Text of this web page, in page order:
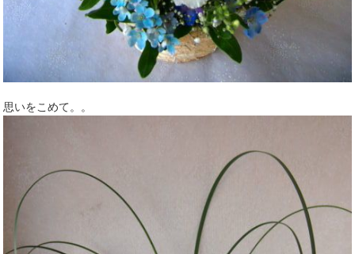
思いをこめて。。